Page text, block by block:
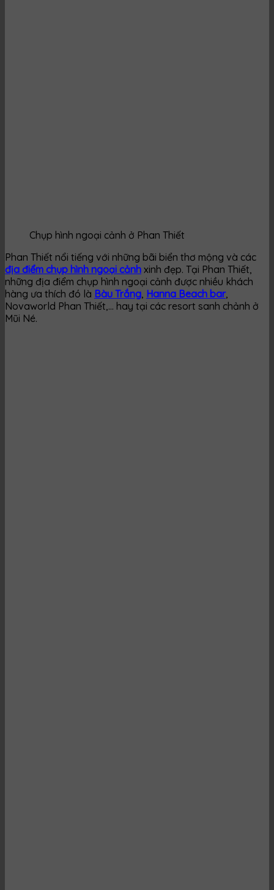
Chụp hình ngoại cảnh ở Phan Thiết
Phan Thiết nổi tiếng với những bãi biển thơ mộng và các
địa điểm chụp hình ngoại cảnh xinh đẹp. Tại Phan Thiết,
những địa điểm chụp hình ngoại cảnh được nhiều khách
hàng ưa thích đó là Bàu Trắng Hanna Beach bar,
Novaworld Phan Thiết,… hay tại các resort sanh chảnh ở
Mũi Né.